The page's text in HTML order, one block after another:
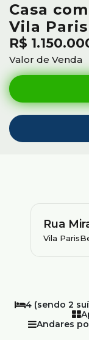
Casa
Vila
R$
Valor de Venda
Rua
Vila Paris
4 (sendo 2
Andares